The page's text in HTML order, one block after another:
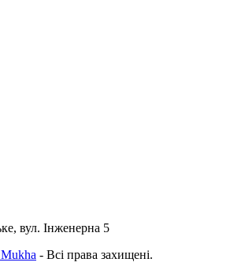
вул. Інженерна 5
- Всі права захищені.